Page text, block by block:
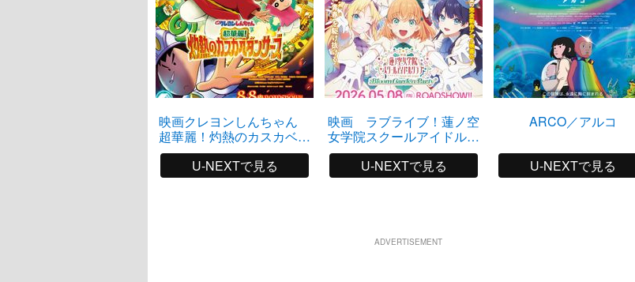
映画クレヨンしんちゃん
超華麗！灼熱のカスカベダ
ンサーズ
U-NEXTで見る
映画 ラブライブ！蓮ノ空
女学院スクールアイドルク
ラブ Bloom Garden Party
U-NEXTで見る
ARCO／アルコ
U-NEXTで見る
ADVERTISEMENT